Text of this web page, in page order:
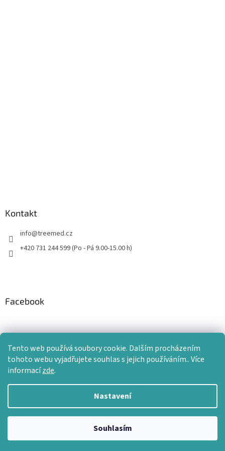
Tento web používá soubory cookie. Dalším procházením
tohoto webu vyjadřujete souhlas s jejich používáním.. Více
informacízde.
Nastavení
Souhlasím
Kontakt
info@treemed.cz
+420 731 244 599 (Po - Pá 9.00-15.00 h)
Facebook
Vytvořil Shoptet
TreeMed. Všechna práva vyhrazena.